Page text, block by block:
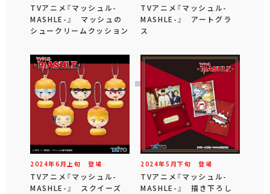
TVアニメ『マッシュル-
MASHLE-』 マッシュの
シュークリームクッション
TVアニメ『マッシュル-
MASHLE-』 アートグラ
ス
2024年6 月 上旬 登場
TVアニメ『マッシュル-
MASHLE-』 スクイーズ
2024年5 月下旬 登場
TVアニメ『マッシュル-
MASHLE-』 描き下ろし